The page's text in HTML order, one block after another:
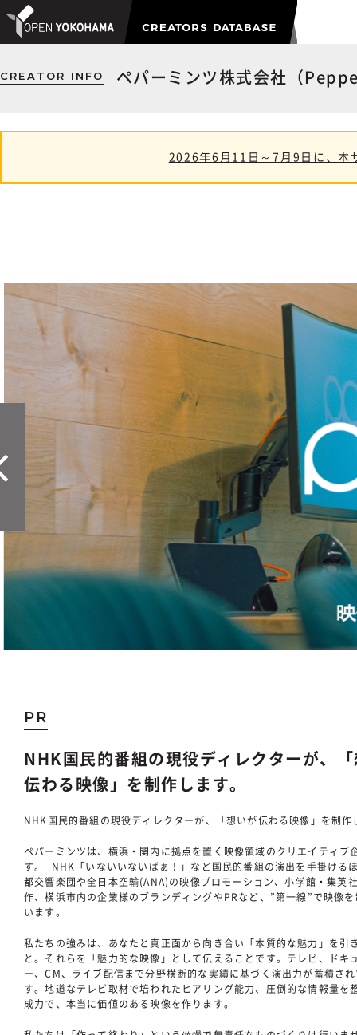
CREATOR INFO ペパーミンツ株式会社（
2026年6月11日～7月9日に、本
PR
NHK国民的番組の現役ディレクターが、
伝わる映像」を制作します。
NHK国民的番組の現役ディレクターが、「想いが伝わる映像」を制作
ペパーミンツは、横浜・関内に拠点を置く映像領域のクリエイティブ
す。 NHK「いないいないばぁ！」など国民的番組の演出を手掛ける
都交響楽団や全日本空輸(ANA)の映像プロモーション、小学館・集英
作、横浜市内の企業様のブランディングやPRなど、”第一線”で映像
います。
私たちの強みは、あなたと真正面から向き合い「本質的な魅力」を引
と。それらを「魅力的な映像」として伝えることです。テレビ、ドキ
ー、CM、ライブ配信まで分野横断的な実績に基づく演出力が蓄積さ
す。地道なテレビ取材で培われたヒアリング能力、圧倒的な情報量を
成力で、本当に価値のある映像を作ります。